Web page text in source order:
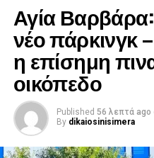
Αγία
νέο πάρκινγκ
η επίσημη
οικόπεδο
Published 56 λεπτά ago
By dikaiosinisimera